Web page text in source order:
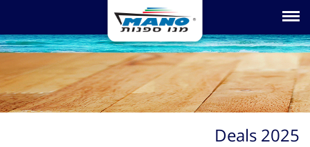
Toggle navigation
Deals 2025